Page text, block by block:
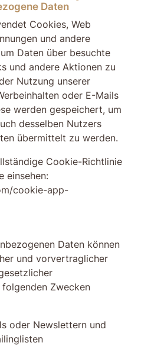
Daten
Cookies, Web
und andere
Daten über besuchte
und andere Aktionen zu
Nutzung unserer
oder E-Mails
werden gespeichert, um
desselben Nutzers
übermittelt zu werden.
Cookie-Richtlinie
einsehen:
cookie-app-
Daten können
und vorvertraglicher
Zwecken
oder Newslettern und